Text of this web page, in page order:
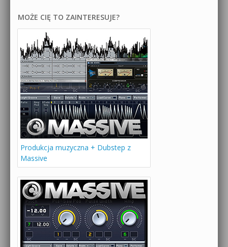
MOŻE CIĘ TO ZAINTERESUJE?
Produkcja muzyczna + Dubstep z
Massive